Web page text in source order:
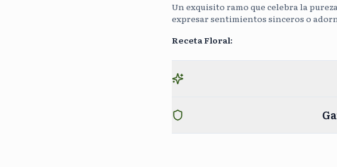
Un exquisito ramo que celebra la
expresar sentimientos sinceros o
Receta Floral: